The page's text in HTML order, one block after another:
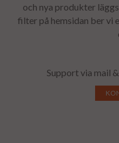
och nya produkter
filter på hemsidan ber vi
Support via mail